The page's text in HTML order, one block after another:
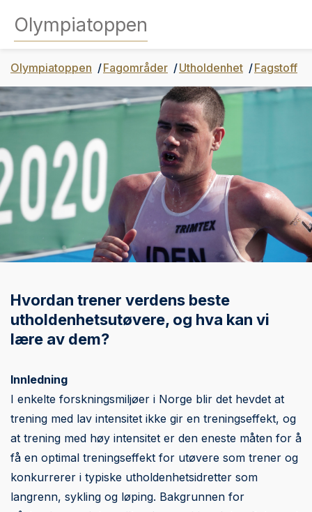
Olympiatoppen
Olympiatoppen Fagområder Utholdenhet Fagstoff
Hvordan trener verdens beste
utholdenhetsutøvere, og hva kan vi
lære av dem?
Innledning
I enkelte forskningsmiljøer i Norge blir det hevdet at
trening med lav intensitet ikke gir en treningseffekt, og
at trening med høy intensitet er den eneste måten for å
få en optimal treningseffekt for utøvere som trener og
konkurrerer i typiske utholdenhetsidretter som
langrenn, sykling og løping. Bakgrunnen for